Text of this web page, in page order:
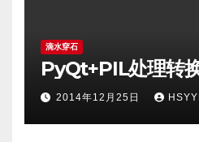
滴水穿石
PyQt+PIL处理转
2014年12月25日